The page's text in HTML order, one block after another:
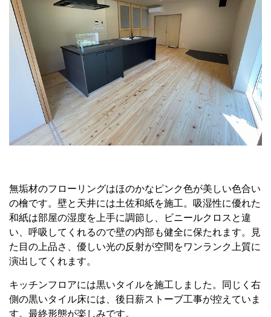
無垢材のフローリングはほのかなピンク色が美しい色合い
の檜です。壁と天井には土佐和紙を施工。吸湿性に優れた
和紙は部屋の湿度を上手に調節し、ビニールクロスと違
い、呼吸してくれるので壁の内部も健全に保たれます。見
た目の上品さ、優しい光の反射が空間をワンランク上質に
演出してくれます。
キッチンフロアには黒いタイルを施工しました。同じく右
側の黒いタイル床には、後日薪ストーブ工事が控えていま
す。最終形態が楽しみです。